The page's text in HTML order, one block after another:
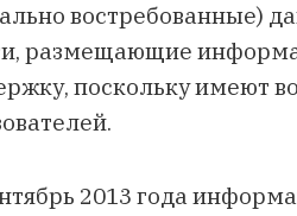
востребованные)
размещающие
поскольку имеют
2013 года